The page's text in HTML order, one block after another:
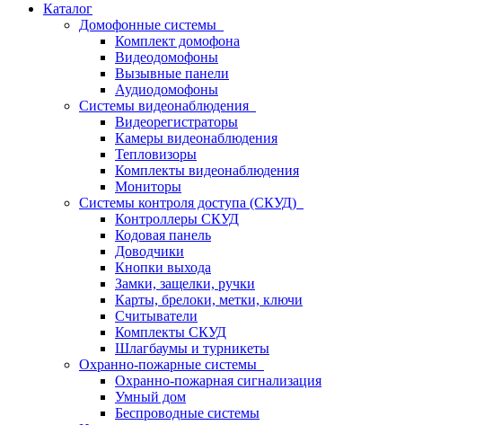
Каталог
Домофонные системы
Комплект домофона
Видеодомофоны
Вызывные панели
Аудиодомофоны
Системы видеонаблюдения
Видеорегистраторы
Камеры видеонаблюдения
Тепловизоры
Комплекты видеонаблюдения
Мониторы
Системы контроля доступа (СКУД)
Контроллеры СКУД
Кодовая панель
Доводчики
Кнопки выхода
Замки, защелки, ручки
Карты, брелоки, метки, ключи
Считыватели
Комплекты СКУД
Шлагбаумы и турникеты
Охранно-пожарные системы
Охранно-пожарная сигнализация
Умный дом
Беспроводные системы